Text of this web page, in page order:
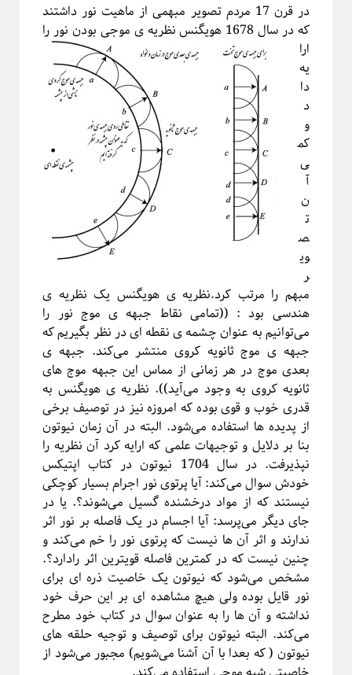
در قرن 17 مردم تصویر مبهمی از ماهیت نور داشتند
که در سال 1678 هویگنس نظریه ی موجی بودن نور را
ارا
یه
دا
د
و
کم
ی
آ
ن
ت
ص
وی
ر
مبهم را مرتب کرد.نظریه ی هویگنس یک نظریه ی
هندسی بود : ((تمامی نقاط جبهه ی موج نور را
می‌توانیم به عنوان چشمه ی نقطه ای در نظر بگیریم که
جبهه ی موج ثانویه کروی منتشر می‌کند. جبهه ی
بعدی موج در هر زمانی از مماس این جبهه موج های
ثانویه کروی به وجود می‌آید)). نظریه ی هویگنس به
قدری خوب و قوی بوده که امروزه نیز در توصیف برخی
از پدیده ها استفاده می‌شود. البته در آن زمان نیوتون
بنا بر دلایل و توجیهات علمی که ارایه کرد آن نظریه را
نپذیرفت. در سال 1704 نیوتون در کتاب اپتیکس
خودش سوال می‌کند: آیا پرتوی نور اجرام بسیار کوچکی
نیستند که از مواد درخشنده گسیل می‌شوند؟. یا در
جای دیگر می‌پرسد: آیا اجسام در یک فاصله بر نور اثر
ندارند و اثر آن ها نیست که پرتوی نور را خم می‌کند و
چنین نیست که در کمترین فاصله قویترین اثر رادارد؟.
مشخص می‌شود که نیوتون یک خاصیت ذره ای برای
نور قایل بوده ولی هیچ مشاهده ای بر این حرف خود
نداشته و آن ها را به عنوان سوال در کتاب خود مطرح
می‌کند. البته نیوتون برای توصیف و توجیه حلقه های
نیوتون ( که بعدا با آن آشنا می‌شویم) مجبور می‌شود از